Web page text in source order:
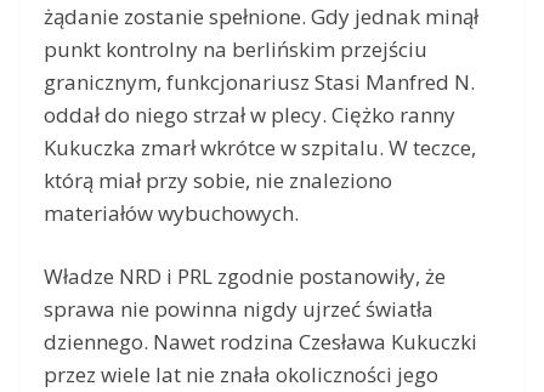
żądanie zostanie spełnione. Gdy jednak minął
punkt kontrolny na berlińskim przejściu
granicznym, funkcjonariusz Stasi Manfred N.
oddał do niego strzał w plecy. Ciężko ranny
Kukuczka zmarł wkrótce w szpitalu. W teczce,
którą miał przy sobie, nie znaleziono
materiałów wybuchowych.
Władze NRD i PRL zgodnie postanowiły, że
sprawa nie powinna nigdy ujrzeć światła
dziennego. Nawet rodzina Czesława Kukuczki
przez wiele lat nie znała okoliczności jego